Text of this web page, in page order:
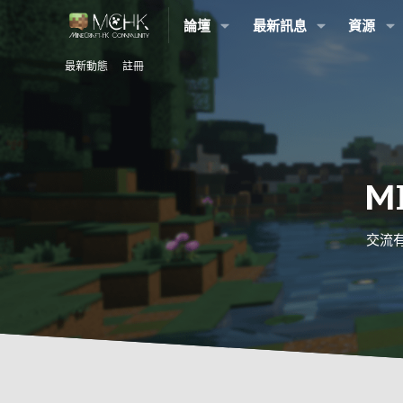
論壇 最新訊息 資源
最新動態 註冊
交流